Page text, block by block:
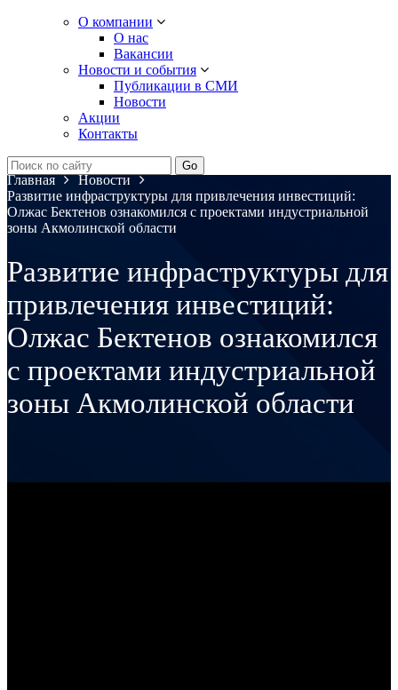
О компании
О нас
Вакансии
Новости и события
Публикации в СМИ
Новости
Акции
Контакты
Главная
Новости
Развитие инфраструктуры для привлечения инвестиций:
Олжас Бектенов ознакомился с проектами индустриальной
зоны Акмолинской области
Развитие инфраструктуры для
привлечения инвестиций:
Олжас Бектенов ознакомился
с проектами индустриальной
зоны Акмолинской области